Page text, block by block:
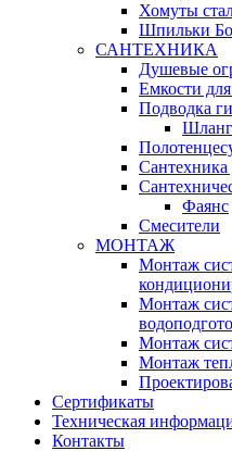
Хомуты
Шпильки
САНТЕХНИКА
Душевые
Емкости
Подводка
Фаянс
Смесители
МОНТАЖ
Монтаж
Монтаж
Монтаж
Монтаж
Сертификаты
Техническая
Контакты